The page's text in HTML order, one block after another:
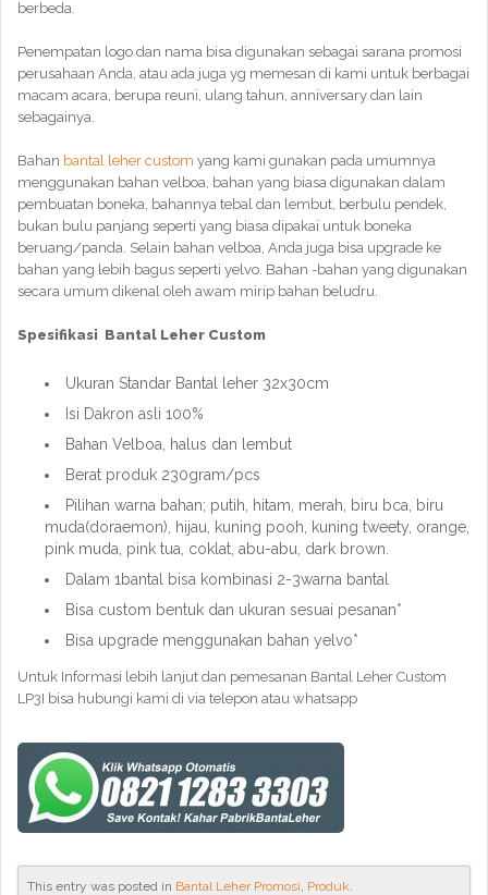
berbeda.
Penempatan logo dan nama bisa digunakan sebagai sarana promosi
perusahaan Anda, atau ada juga yg memesan di kami untuk berbagai
macam acara, berupa reuni, ulang tahun, anniversary dan lain
sebagainya.
Bahan bantal leher custom yang kami gunakan pada umumnya
menggunakan bahan velboa, bahan yang biasa digunakan dalam
pembuatan boneka, bahannya tebal dan lembut, berbulu pendek,
bukan bulu panjang seperti yang biasa dipakai untuk boneka
beruang/panda. Selain bahan velboa, Anda juga bisa upgrade ke
bahan yang lebih bagus seperti yelvo. Bahan -bahan yang digunakan
secara umum dikenal oleh awam mirip bahan beludru.
Spesifikasi Bantal Leher Custom
Ukuran Standar Bantal leher 32x30cm
Isi Dakron asli 100%
Bahan Velboa, halus dan lembut
Berat produk 230gram/pcs
Pilihan warna bahan; putih, hitam, merah, biru bca, biru
muda(doraemon), hijau, kuning pooh, kuning tweety, orange,
pink muda, pink tua, coklat, abu-abu, dark brown.
Dalam 1bantal bisa kombinasi 2-3warna bantal
Bisa custom bentuk dan ukuran sesuai pesanan*
Bisa upgrade menggunakan bahan yelvo*
Untuk Informasi lebih lanjut dan pemesanan Bantal Leher Custom
LP3I bisa hubungi kami di via telepon atau whatsapp
This entry was posted in Bantal Leher Promosi, Produk.